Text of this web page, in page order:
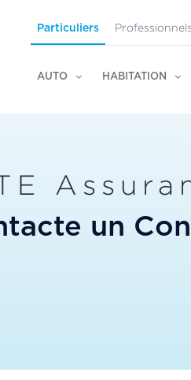
Particuliers
AUTO HABITATION
un